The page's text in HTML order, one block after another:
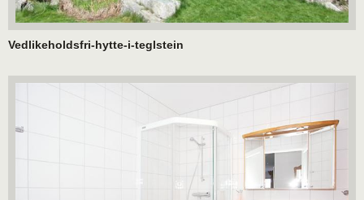
Vedlikeholdsfri-hytte-i-teglstein